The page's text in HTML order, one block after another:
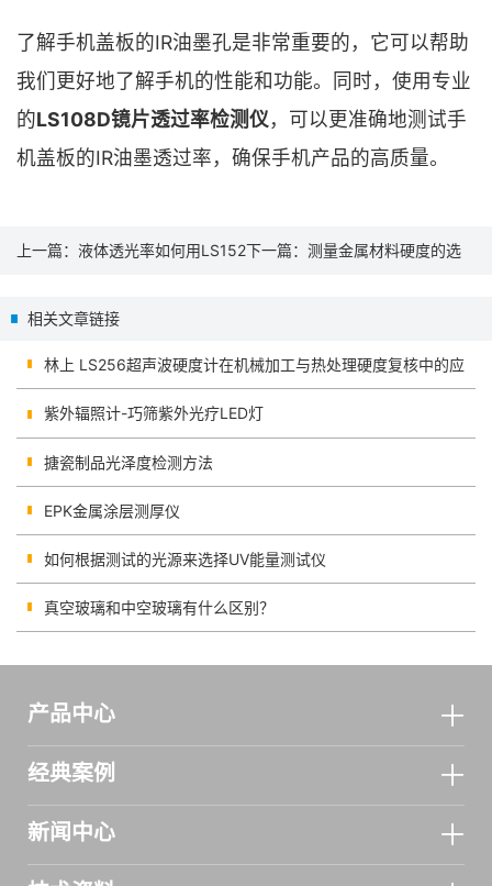
了解手机盖板的IR油墨孔是非常重要的，它可以帮助
我们更好地了解手机的性能和功能。同时，使用专业
的LS108D镜片透过率检测仪，可以更准确地测试手
机盖板的IR油墨透过率，确保手机产品的高质量。
上一篇： 液体透光率如何用LS152下一篇： 测量金属材料硬度的选
相关文章链接
林上 LS256超声波硬度计在机械加工与热处理硬度复核中的应
用思路
紫外辐照计-巧筛紫外光疗LED灯
搪瓷制品光泽度检测方法
EPK金属涂层测厚仪
如何根据测试的光源来选择UV能量测试仪
真空玻璃和中空玻璃有什么区别？
产品中心
经典案例
新闻中心